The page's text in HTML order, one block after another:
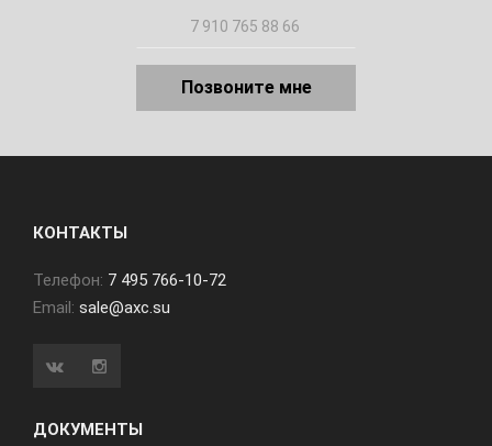
Позвоните мне
КОНТАКТЫ
Телефон: 7 495 766-10-72
Email: sale@axc.su
ДОКУМЕНТЫ